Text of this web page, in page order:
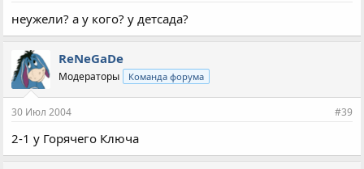
неужели? а у кого? у детсада?
ReNeGaDe
Модераторы Команда форума
30 Июл 2004 #39
2-1 у Горячего Ключа